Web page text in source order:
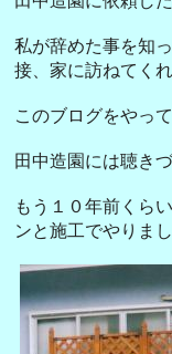
私が辞めた事を知
接、家に訪ねてく
このブログをやっ
田中造園には聴き
もう１０年前くら
ンと施工でやりま